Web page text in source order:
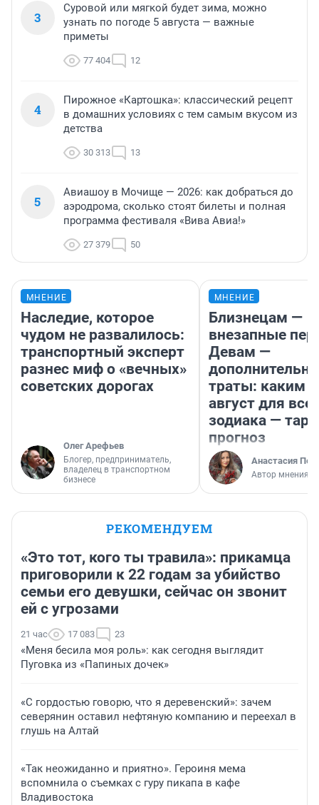
3
Суровой или мягкой будет зима, можно
узнать по погоде 5 августа — важные
приметы
77 404 12
4
Пирожное «Картошка»: классический рецепт
в домашних условиях с тем самым вкусом из
детства
30 313 13
5
Авиашоу в Мочище — 2026: как добраться до
аэродрома, сколько стоят билеты и полная
программа фестиваля «Вива Авиа!»
27 379 50
МНЕНИЕ
Наследие, которое
чудом не развалилось:
транспортный эксперт
разнес миф о «вечных»
советских дорогах
Олег Арефьев
Блогер, предприниматель,
владелец в транспортном
бизнесе
МНЕНИЕ
Близнецам —
внезапные
Девам —
траты: каким
август для
зодиака —
прогноз
Анастасия
Автор мнения
РЕКОМЕНДУЕМ
«Это тот, кого ты травила»: прикамца
приговорили к 22 годам за убийство
семьи его девушки, сейчас он звонит
ей с угрозами
21 час 17 083 23
«Меня бесила моя роль»: как сегодня выглядит
Пуговка из «Папиных дочек»
«С гордостью говорю, что я деревенский»: зачем
северянин оставил нефтяную компанию и переехал в
глушь на Алтай
«Так неожиданно и приятно». Героиня мема
вспомнила о съемках с гуру пикапа в кафе
Владивостока